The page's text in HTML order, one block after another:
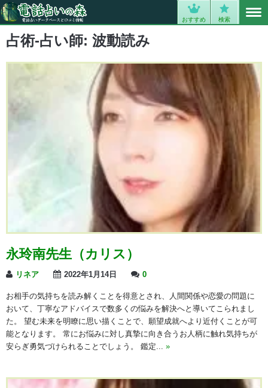
おすすめ 検索
占術-占い師: 波動読み
永玲南先生（カリス）
リネア 2022年1月14日 0
お相手の気持ちを読み解くことを得意とされ、人間関係や恋愛の問題に
おいて、丁寧なアドバイスで数多くの悩みを解決へと導いてこられまし
た。 望む未来を明瞭に思い描くことで、願望成就へより近付くことが可
能となります。 常にお悩みに対し真摯に向き合うお人柄に触れ気持ちが
安らぎ勇気づけられることでしょう。 鑑定... »